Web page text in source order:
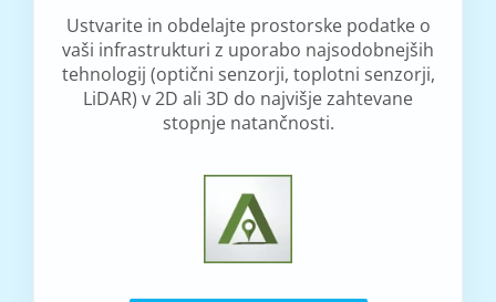
Ustvarite in obdelajte prostorske podatke o
vaši infrastrukturi z uporabo najsodobnejših
tehnologij (optični senzorji, toplotni senzorji,
LiDAR) v 2D ali 3D do najvišje zahtevane
stopnje natančnosti.